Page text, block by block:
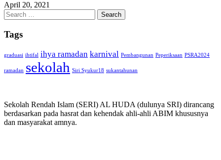
April 20, 2021
Search
for:
Tags
graduasi ihtifal ihya ramadan karnival Pembangunan Peperiksaan PSRA2024
ramadan sekolah Siri Syukur18 sukantahunan
Sekolah Rendah Islam (SERI) AL HUDA (dulunya SRI) dirancang
berdasarkan pada hasrat dan kehendak ahli-ahli ABIM khususnya
dan masyarakat amnya.